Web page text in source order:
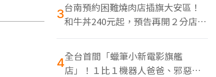
3台南預約困難燒肉店插旗大安區！
和牛丼240元起，預告再開２分店、
地點曝光
4全台首間「蠟筆小新電影旗艦
店」！１比１機器人爸爸、邪惡正